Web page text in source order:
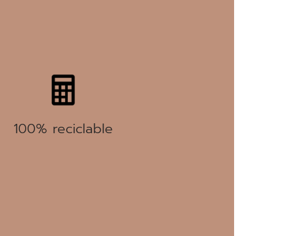
100% reciclable